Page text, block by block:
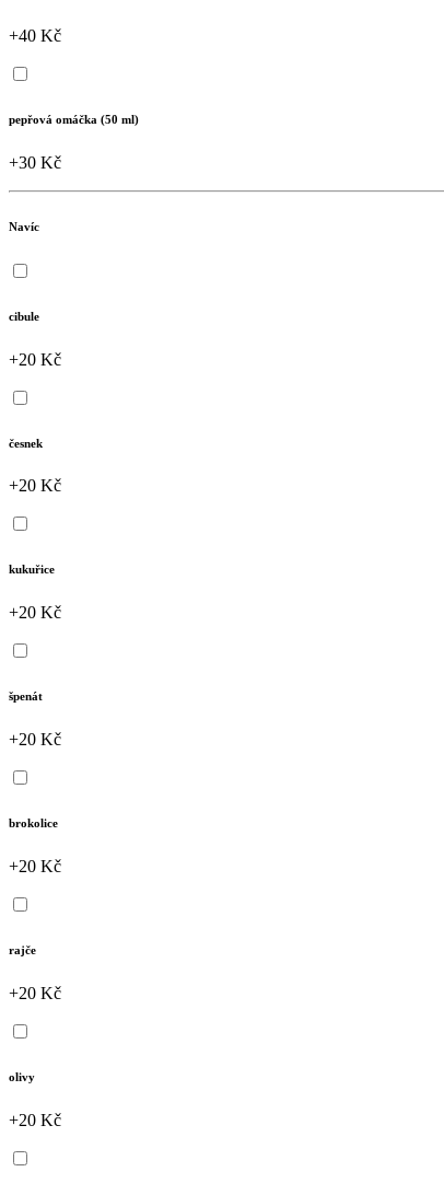
+40 Kč
pepřová omáčka (50 ml)
+30 Kč
Navíc
cibule
+20 Kč
česnek
+20 Kč
kukuřice
+20 Kč
špenát
+20 Kč
brokolice
+20 Kč
rajče
+20 Kč
olivy
+20 Kč